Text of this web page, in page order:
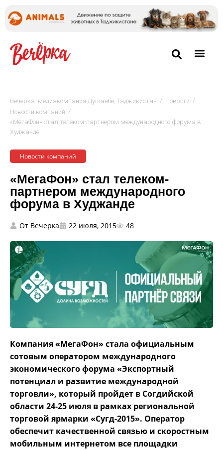
Вечёрка: медиакомпания Душанбе, Таджикистан / Новости /
Новости компаний /
«МегаФон» стал телеком-партнером международного форума в
Худжанде
Новости компаний
«МегаФон» стал телеком-
партнером международного
форума в Худжанде
От Вечерка 22 июля, 2015 48
Компания «МегаФон» стала официальным
сотовым оператором международного
экономического форума «Экспортный
потенциал и развитие международной
торговли», который пройдет в Согдийской
области 24-25 июля в рамках региональной
торговой ярмарки «Сугд-2015». Оператор
обеспечит качественной связью и скоростным
мобильным интернетом все площадки